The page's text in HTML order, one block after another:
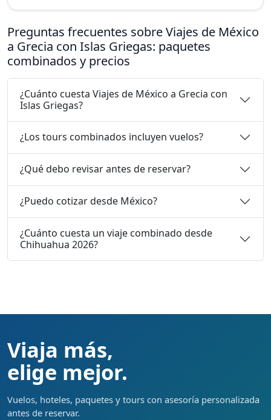
Preguntas frecuentes sobre Viajes de México
a Grecia con Islas Griegas: paquetes
combinados y precios
¿Cuánto cuesta Viajes de México a Grecia con
Islas Griegas?
¿Los tours combinados incluyen vuelos?
¿Qué debo revisar antes de reservar?
¿Puedo cotizar desde México?
¿Cuánto cuesta un viaje combinado desde
Chihuahua 2026?
Viaja más,
elige mejor.
Vuelos, hoteles, paquetes y tours con asesoría personalizada
antes de reservar.